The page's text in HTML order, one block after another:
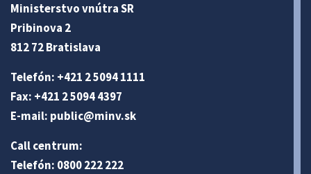
Ministerstvo vnútra SR
Pribinova 2
812 72 Bratislava
Telefón: +421 2 5094 1111
Fax: +421 2 5094 4397
E-mail: public@minv.sk
Call centrum:
Telefón: 0800 222 222